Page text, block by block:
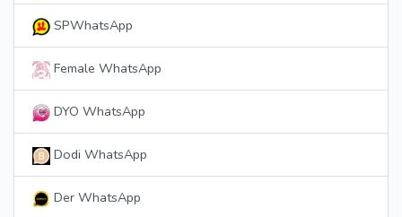
SPWhatsApp
Female WhatsApp
DYO WhatsApp
Dodi WhatsApp
Der WhatsApp